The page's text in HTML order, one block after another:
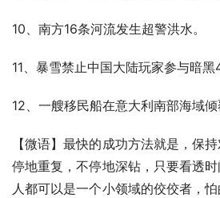
10、南方16条河流发生超警洪水。
11、暴雪禁止中国大陆玩家参与暗黑
12、一艘移民船在意大利南部海域倾
【微语】最快的成功方法就是，保
停地重复，不停地深钻，只要看透
人都可以是一个小领域的佼佼者，